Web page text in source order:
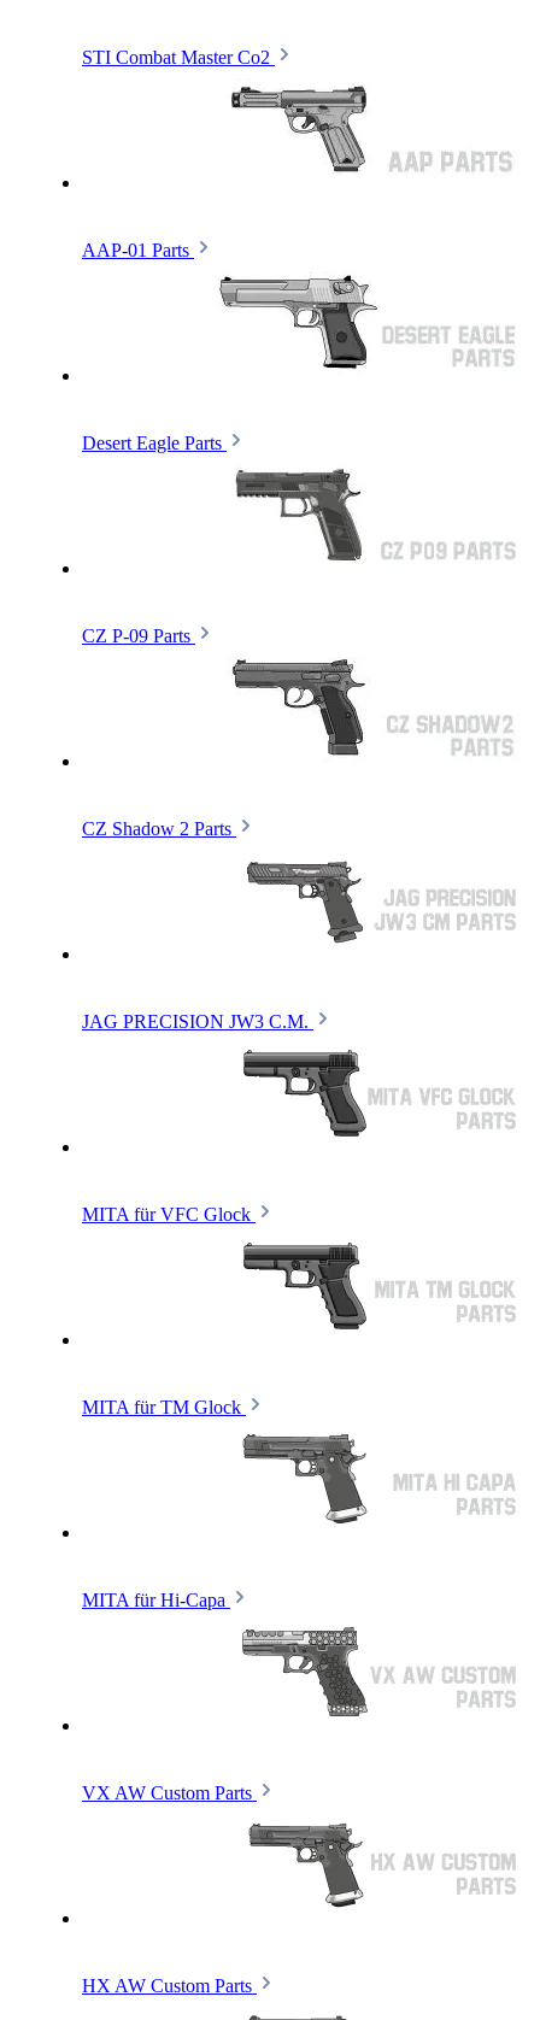
STI Combat Master Co2
AAP-01 Parts
Desert Eagle Parts
CZ P-09 Parts
CZ Shadow 2 Parts
JAG PRECISION JW3 C.M.
MITA für VFC Glock
MITA für TM Glock
MITA für Hi-Capa
VX AW Custom Parts
HX AW Custom Parts